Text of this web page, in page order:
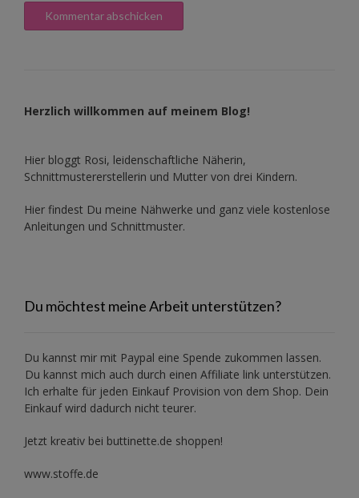
Herzlich willkommen auf meinem Blog!
Hier bloggt Rosi, leidenschaftliche Näherin,
Schnittmustererstellerin und Mutter von drei Kindern.
Hier findest Du meine Nähwerke und ganz viele kostenlose
Anleitungen und Schnittmuster.
Du möchtest meine Arbeit unterstützen?
Du kannst mir mit Paypal eine Spende zukommen lassen.
Du kannst mich auch durch einen Affiliate link unterstützen.
Ich erhalte für jeden Einkauf Provision von dem Shop. Dein
Einkauf wird dadurch nicht teurer.
Jetzt kreativ bei buttinette.de shoppen!
www.stoffe.de